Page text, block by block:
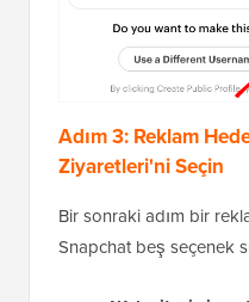
Adım 3: Reklam
Ziyaretleri'ni Seçin
Bir sonraki adım bir
Snapchat beş seçenek